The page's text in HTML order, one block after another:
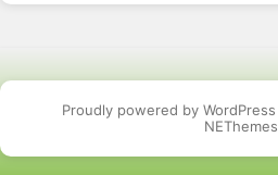
Proudly powered by WordPress
NEThemes